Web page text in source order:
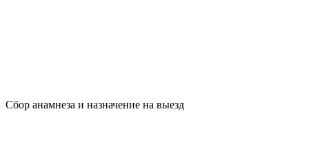
Сбор анамнеза и назначение на выезд